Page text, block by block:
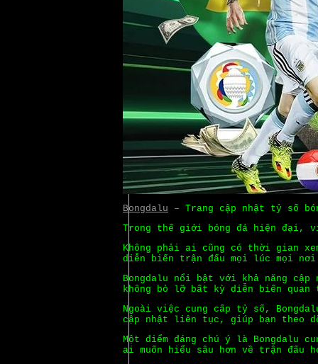
Bongdalu – Trang cập nhật tỷ số
Trong thế giới bóng đá hiện đại,
Không phải ai cũng có thời gian
diễn biến trận đấu mọi lúc mọi
Bongdalu nổi bật với khả năng
không bỏ lỡ bất kỳ diễn biến
Ngoài việc cung cấp tỷ số,
cập nhật liên tục, giúp bạn theo
Một điểm đáng chú ý là Bongdalu
ai muốn hiểu sâu hơn về trận đấu